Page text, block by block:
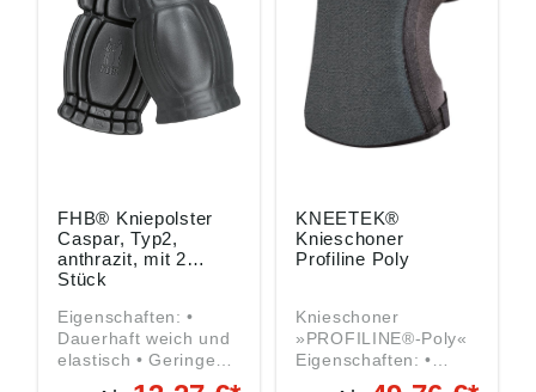
FHB® Kniepolster
Caspar, Typ2,
anthrazit, mit 2
Stück
Eigenschaften: •
Dauerhaft weich und
elastisch • Geringe
Druckverformung •
KNEETEK®
Knieschoner
Profiline Poly
Knieschoner
»PROFILINE®-Poly«
Eigenschaften: •
Profi-Knieschoner •